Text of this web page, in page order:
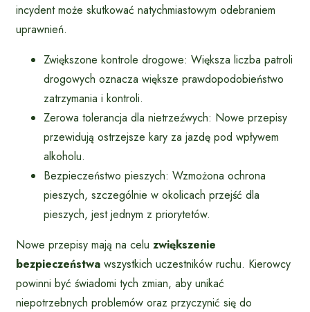
incydent może skutkować natychmiastowym odebraniem
uprawnień.
Zwiększone kontrole drogowe: Większa liczba patroli
drogowych oznacza większe prawdopodobieństwo
zatrzymania i kontroli.
Zerowa tolerancja dla nietrzeźwych: Nowe przepisy
przewidują ostrzejsze kary za jazdę pod wpływem
alkoholu.
Bezpieczeństwo pieszych: Wzmożona ochrona
pieszych, szczególnie w okolicach przejść dla
pieszych, jest jednym z priorytetów.
Nowe przepisy mają na celu zwiększenie
bezpieczeństwa wszystkich uczestników ruchu. Kierowcy
powinni być świadomi tych zmian, aby unikać
niepotrzebnych problemów oraz przyczynić się do